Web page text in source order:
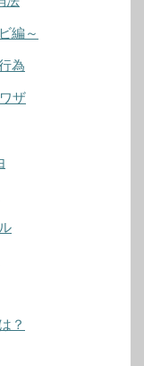
編～
為
ザ
？